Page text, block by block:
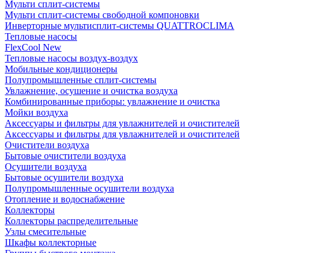
Мульти сплит-системы
Мульти сплит-системы свободной компоновки
Инверторные мультисплит-системы QUATTROCLIMA
Тепловые насосы
FlexCool New
Тепловые насосы воздух-воздух
Мобильные кондиционеры
Полупромышленные сплит-системы
Увлажнение, осушение и очистка воздуха
Комбинированные приборы: увлажнение и очистка
Мойки воздуха
Аксессуары и фильтры для увлажнителей и очистителей
Аксессуары и фильтры для увлажнителей и очистителей
Очистители воздуха
Бытовые очистители воздуха
Осушители воздуха
Бытовые осушители воздуха
Полупромышленные осушители воздуха
Отопление и водоснабжение
Коллекторы
Коллекторы распределительные
Узлы смесительные
Шкафы коллекторные